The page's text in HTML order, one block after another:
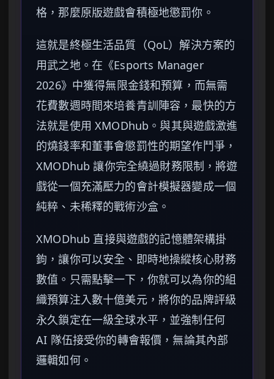
格，那麼原版遊戲會積極地懲罰你。
這就是終極生活品質（QoL）解決方案的
用武之地。在《Esports Manager
2026》中獲得無限金錢和預算，而無需
花費數週時間來培養青訓陣容，最快的方
法就是使用 XMODhub。與其與遊戲激進
的燒錢率和董事會懲罰性的期望作鬥爭，
XMODhub 讓你完全繞過財務限制，將遊
戲從一個充滿壓力的會計模擬器變成一個
純粹、未稀釋的戰術沙盒。
XMODhub 直接與遊戲的記憶體架構掛
鉤，讓你可以安全、即時地操縱核心財務
數值。只需點擊一下，你就可以為你的組
織預算注入數十億美元，將你的品牌評級
永久鎖定在一級全球水平，並強制任何
AI 隊伍接受你的轉會報價，無論其內部
邏輯如何。